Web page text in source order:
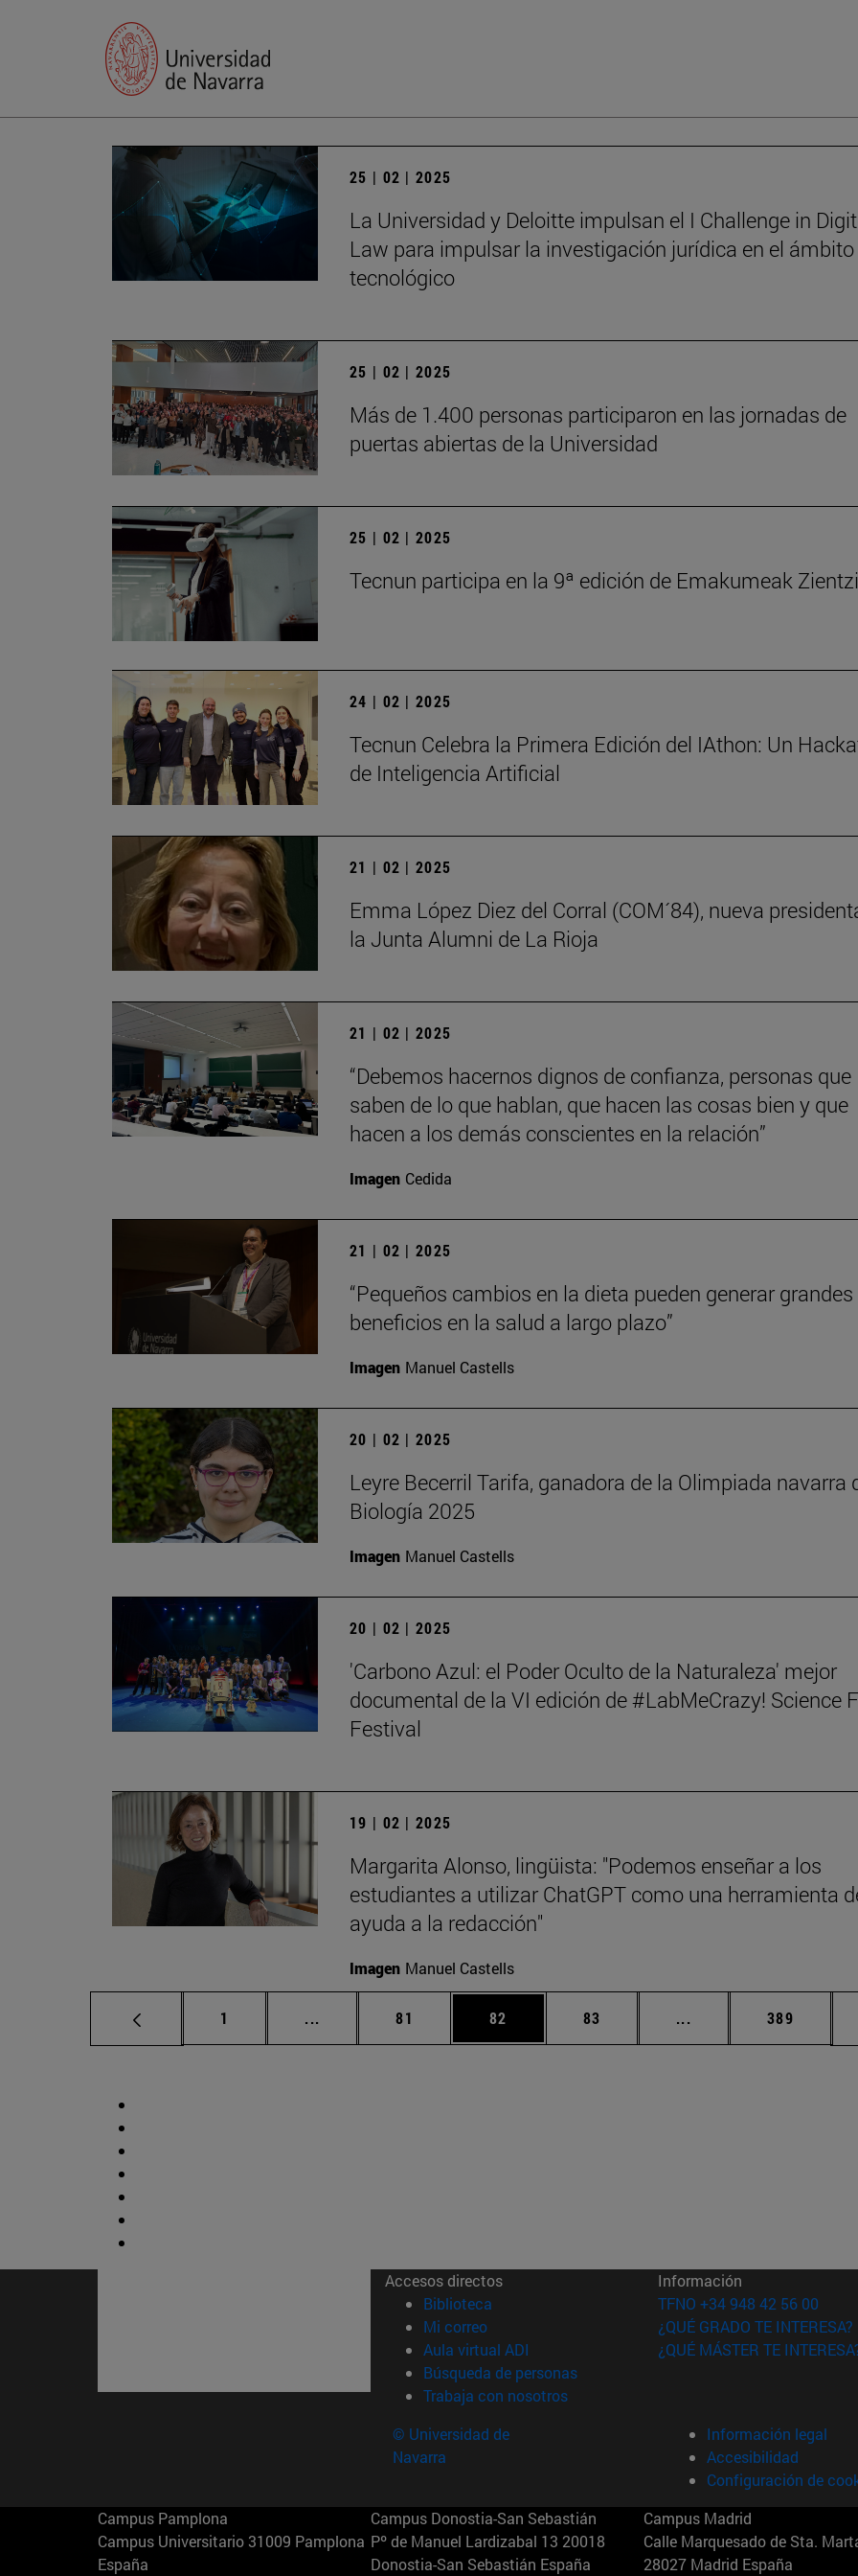
25 | 02 | 2025
La Universidad y Deloitte impulsan el I Challenge in
Law para impulsar la investigación jurídica en el ámbito
tecnológico
25 | 02 | 2025
Más de 1.400 personas participaron en las jornadas de
puertas abiertas de la Universidad
25 | 02 | 2025
Tecnun participa en la 9ª edición de Emakumeak
24 | 02 | 2025
Tecnun Celebra la Primera Edición del IAthon: Un
de Inteligencia Artificial
21 | 02 | 2025
Emma López Diez del Corral (COM´84), nueva
la Junta Alumni de La Rioja
21 | 02 | 2025
“Debemos hacernos dignos de confianza, personas que
saben de lo que hablan, que hacen las cosas bien y que
hacen a los demás conscientes en la relación”
Imagen Cedida
21 | 02 | 2025
“Pequeños cambios en la dieta pueden generar grandes
beneficios en la salud a largo plazo”
Imagen Manuel Castells
20 | 02 | 2025
Leyre Becerril Tarifa, ganadora de la Olimpiada navarra
Biología 2025
Imagen Manuel Castells
20 | 02 | 2025
'Carbono Azul: el Poder Oculto de la Naturaleza' mejor
documental de la VI edición de #LabMeCrazy! Science
Festival
19 | 02 | 2025
Margarita Alonso, lingüista: "Podemos enseñar a los
estudiantes a utilizar ChatGPT como una herramienta
ayuda a la redacción"
Imagen Manuel Castells
Página
1 ... Páginas intermedias Use TAB para desplazarse.
Página
81 Página
82 Página
83 ... Páginas intermedias
Página
389
Accesos directos
Biblioteca (abre en nueva ventana)
Mi correo(abre en nueva ventana)
Aula virtual ADI (abre en nueva ventana)
Búsqueda de personas(abre en nueva ventana)
Trabaja con nosotros(abre en nueva ventana)
Información
TFNO +34 948 42 56 00
¿QUÉ GRADO TE INTERESA?
¿QUÉ MÁSTER TE
© Universidad de
Navarra
Información legal
Accesibilidad
Configuración de
Campus Pamplona
Campus Universitario 31009 Pamplona
España
Campus Donostia-San Sebastián
Pº de Manuel Lardizabal 13 20018
Donostia-San Sebastián España
Campus Madrid
Calle Marquesado de Sta.
28027 Madrid España